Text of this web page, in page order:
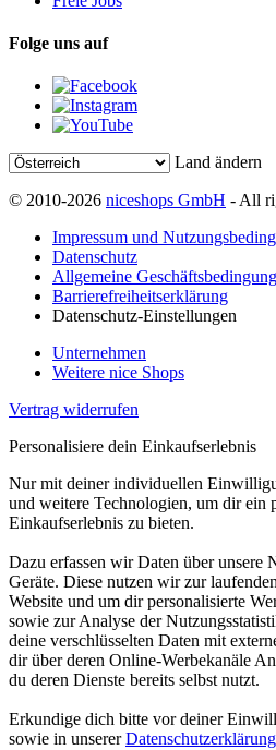
Folge uns auf
Land ändern
© 2010-2026 niceshops GmbH - All
Impressum und
Datenschutz
Allgemeine
Barrierefreiheitserklärung
Datenschutz-Einstellungen
Unternehmen
Weitere nice Shops
Vertrag widerrufen
Personalisiere dein Einkaufserlebnis
Nur mit deiner individuellen
und weitere Technologien, um dir ein
Einkaufserlebnis zu bieten.
Dazu erfassen wir Daten über unsere
Geräte. Diese nutzen wir zur
Website und um dir personalisierte
sowie zur Analyse der
deine verschlüsselten Daten mit
dir über deren Online-Werbekanäle
du deren Dienste bereits selbst nutzt.
Erkundige dich bitte vor deiner
sowie in unsererDatenschutzerklärung